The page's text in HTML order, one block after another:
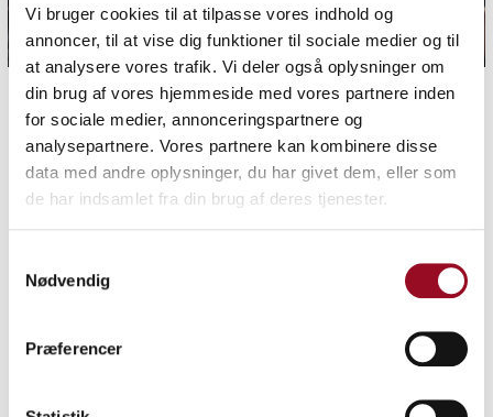
Vi bruger cookies til at tilpasse vores indhold og
annoncer, til at vise dig funktioner til sociale medier og til
at analysere vores trafik. Vi deler også oplysninger om
din brug af vores hjemmeside med vores partnere inden
for sociale medier, annonceringspartnere og
analysepartnere. Vores partnere kan kombinere disse
data med andre oplysninger, du har givet dem, eller som
de har indsamlet fra din brug af deres tjenester.
Nødvendig
Præferencer
exhibition, spanning two days filled with dialogue, demonstrations,